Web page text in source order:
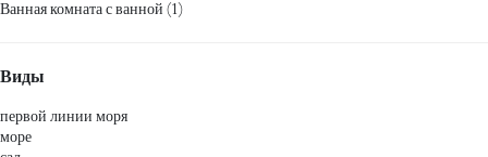
Ванная комната с ванной (1)
Виды
первой линии моря
море